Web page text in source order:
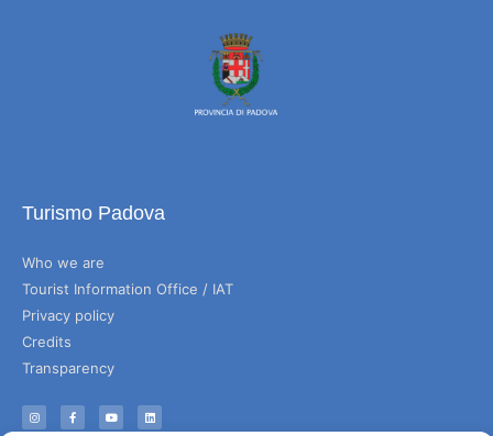
Turismo Padova
Who we are
Tourist Information Office / IAT
Privacy policy
Credits
Transparency